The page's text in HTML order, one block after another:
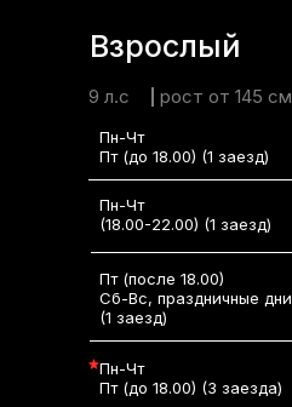
Взрослый
9 л.с рост от 145 см
Пн-Чт
Пт (до 18.00) (1 заезд)
Пт (после 18.00)
Сб-Вс, праздничные дни
(1 заезд)
Пн-Чт
Пт (до 18.00) (3 заезда)
Пн-Чт
(18.00-22.00) (1 заезд)